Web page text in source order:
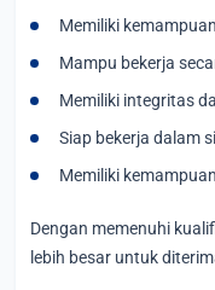
Memiliki
Mampu bekerja
Memiliki integritas
Siap bekerja dalam
Memiliki
Dengan memenuhi
lebih besar untuk